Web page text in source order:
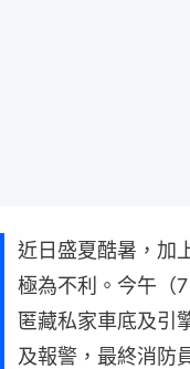
近日盛夏酷暑，加
極為不利。今午（
匿藏私家車底及引
及報警，最終消防